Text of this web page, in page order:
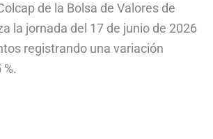
de la Bolsa de Valores de
la jornada del 17 de junio de 2026
registrando una variación